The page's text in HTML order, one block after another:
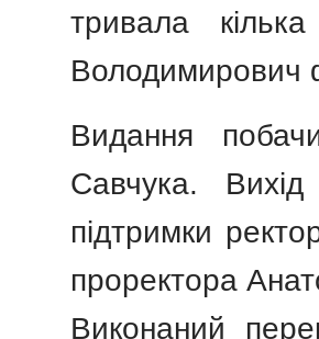
тривала
Володимирович
Видання
Савчука.
підтримки
проректора
Виконаний